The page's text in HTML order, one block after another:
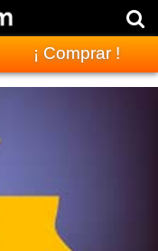
¡ Comprar !